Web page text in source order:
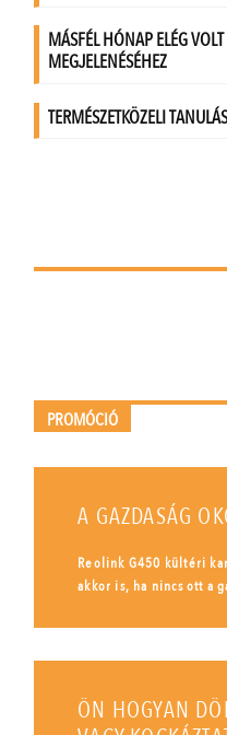
PROMÓCIÓ
A GAZDASÁG
Reolink G450 kültéri
akkor is, ha nincs ott a
ÖN HOGYAN